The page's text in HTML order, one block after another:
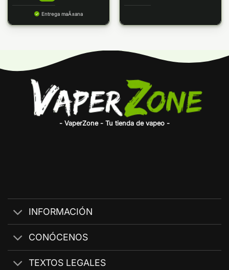
Entrega maÃ±ana
- VaperZone - Tu tienda de vapeo -
INFORMACIÓN
CONÓCENOS
TEXTOS LEGALES